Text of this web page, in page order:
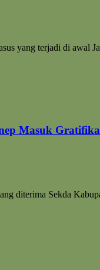
yang terjadi di awal
Masuk
diterima Sekda